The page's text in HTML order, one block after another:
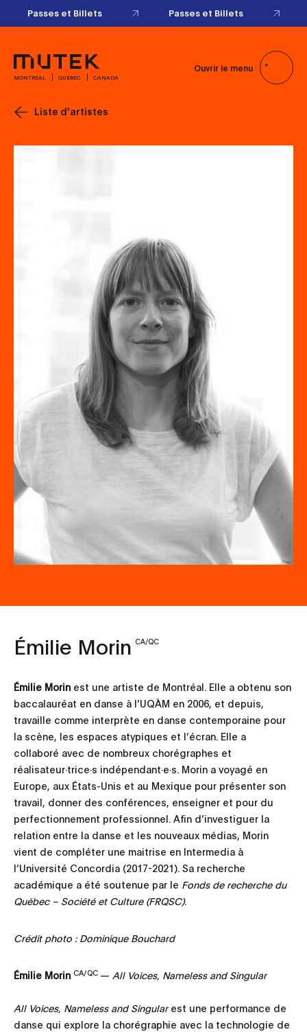
Passes et Billets Passes et Billets
MONTRÉAL QUÉBEC CANADA
Ouvrir le menu
Liste d'artistes
Émilie Morin CA/QC
Émilie Morin est une artiste de Montréal. Elle a obtenu son
baccalauréat en danse à l’UQÀM en 2006, et depuis,
travaille comme interprète en danse contemporaine pour
la scène, les espaces atypiques et l’écran. Elle a
collaboré avec de nombreux chorégraphes et
réalisateur·trice·s indépendant·e·s. Morin a voyagé en
Europe, aux États-Unis et au Mexique pour présenter son
travail, donner des conférences, enseigner et pour du
perfectionnement professionnel. Afin d’investiguer la
relation entre la danse et les nouveaux médias, Morin
vient de compléter une maitrise en Intermedia à
l’Université Concordia (2017-2021). Sa recherche
académique a été soutenue par le Fonds de recherche du
Québec – Société et Culture (FRQSC).
Crédit photo : Dominique Bouchard
Émilie Morin CA/QC — All Voices, Nameless and Singular
All Voices, Nameless and Singularest une performance de
danse qui explore la chorégraphie avec la technologie de